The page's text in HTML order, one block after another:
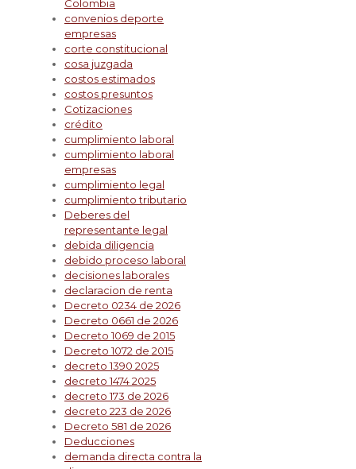
Colombia
convenios deporte
empresas
corte constitucional
cosa juzgada
costos estimados
costos presuntos
Cotizaciones
crédito
cumplimiento laboral
cumplimiento laboral
empresas
cumplimiento legal
cumplimiento tributario
Deberes del
representante legal
debida diligencia
debido proceso laboral
decisiones laborales
declaracion de renta
Decreto 0234 de 2026
Decreto 0661 de 2026
Decreto 1069 de 2015
Decreto 1072 de 2015
decreto 1390 2025
decreto 1474 2025
decreto 173 de 2026
decreto 223 de 2026
Decreto 581 de 2026
Deducciones
demanda directa contra la